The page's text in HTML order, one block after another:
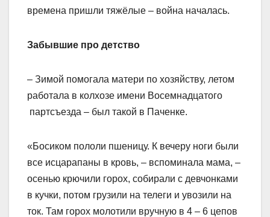
времена пришли тяжёлые – война началась.
Забывшие про детство
– Зимой помогала матери по хозяйству, летом
работала в колхозе имени Восемнадцатого
партсъезда – был такой в Паченке.
«Босиком пололи пшеницу. К вечеру ноги были
все исцарапаны в кровь, – вспоминала мама, –
осенью крючили горох, собирали с девчонками
в кучки, потом грузили на телеги и увозили на
ток. Там горох молотили вручную в 4 – 6 цепов